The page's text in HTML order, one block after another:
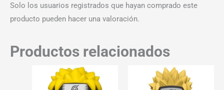
Solo los usuarios registrados que hayan comprado este
producto pueden hacer una valoración.
Productos relacionados